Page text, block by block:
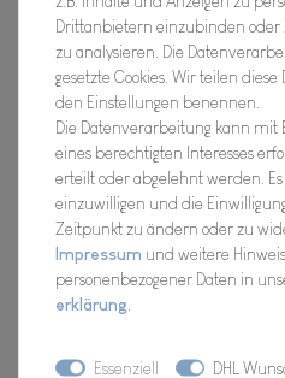
10-06646-007
29,98 EUR*
Verfügbarkeit: Für Dich da,
Drittanbietern einzubinden oder
zu analysieren. Die
gesetzte Cookies. Wir teilen
den Einstellungen benennen.
Die Datenverarbeitung kann mit
eines berechtigten Interesses
erteilt oder abgelehnt werden.
einzuwilligen und die
Zeitpunkt zu ändern oder zu
Impressum und weitere
personenbezogener Daten in
erklärung
Essenziell DHL